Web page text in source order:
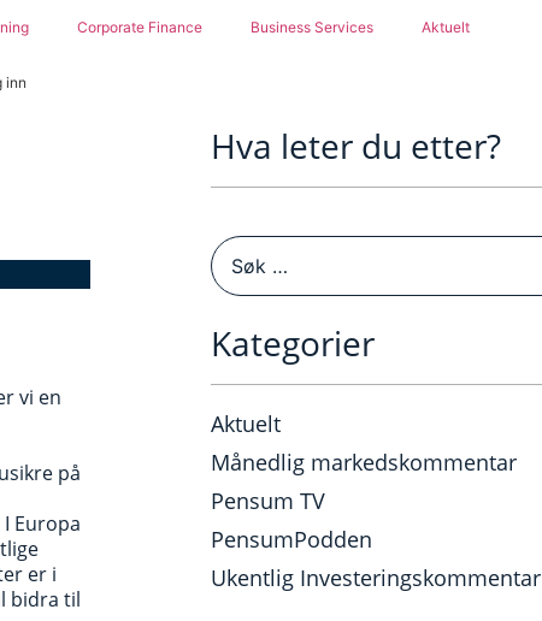
Corporate Finance Business Services Aktuelt
inn
vi en
på
Europa
er i
bidra til
Hva leter du etter?
Kategorier
Aktuelt
Månedlig markedskommentar
Pensum TV
PensumPodden
Ukentlig Investeringskommentar